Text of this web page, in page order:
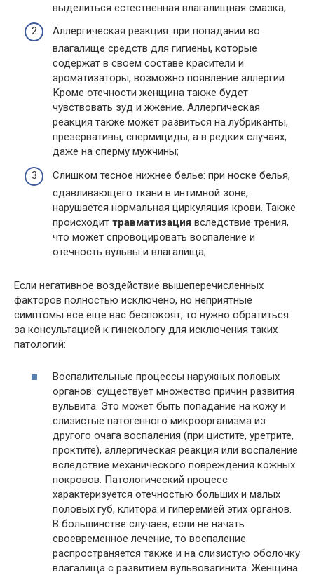
выделиться естественная влагалищная смазка;
Аллергическая реакция: при попадании во
влагалище средств для гигиены, которые
содержат в своем составе красители и
ароматизаторы, возможно появление аллергии.
Кроме отечности женщина также будет
чувствовать зуд и жжение. Аллергическая
реакция также может развиться на лубриканты,
презервативы, спермициды, а в редких случаях,
даже на сперму мужчины;
Слишком тесное нижнее белье: при носке белья,
сдавливающего ткани в интимной зоне,
нарушается нормальная циркуляция крови. Также
происходит травматизация вследствие трения,
что может спровоцировать воспаление и
отечность вульвы и влагалища;
Если негативное воздействие вышеперечисленных
факторов полностью исключено, но неприятные
симптомы все еще вас беспокоят, то нужно обратиться
за консультацией к гинекологу для исключения таких
патологий:
Воспалительные процессы наружных половых
органов: существует множество причин развития
вульвита. Это может быть попадание на кожу и
слизистые патогенного микроорганизма из
другого очага воспаления (при цистите, уретрите,
проктите), аллергическая реакция или воспаление
вследствие механического повреждения кожных
покровов. Патологический процесс
характеризуется отечностью больших и малых
половых губ, клитора и гиперемией этих органов.
В большинстве случаев, если не начать
своевременное лечение, то воспаление
распространяется также и на слизистую оболочку
влагалища с развитием вульвовагинита. Женщина